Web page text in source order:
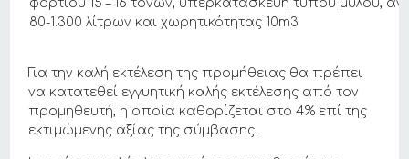
φορτίου 15 – 16 τόνων, υπερκατασκευή τύπου μύλου,
80-1.300 λίτρων και χωρητικότητας 10m3
Για την καλή εκτέλεση της προμήθειας θα πρέπει
να κατατεθεί εγγυητική καλής εκτέλεσης από τον
προμηθευτή, η οποία καθορίζεται στο 4% επί της
εκτιμώμενης αξίας της σύμβασης.